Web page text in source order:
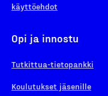
käyttöehdot
Opi ja innostu
Tutkittua-tietopankki
Koulutukset jäsenille